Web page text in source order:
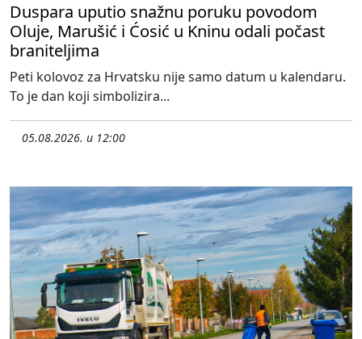
Duspara uputio snažnu poruku povodom
Oluje, Marušić i Ćosić u Kninu odali počast
braniteljima
Peti kolovoz za Hrvatsku nije samo datum u kalendaru.
To je dan koji simbolizira...
05.08.2026. u 12:00